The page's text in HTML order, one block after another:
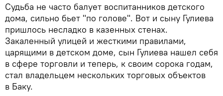
Судьба не часто балует воспитанников детского
дома, сильно бьет "по голове". Вот и сыну Гулиева
пришлось несладко в казенных стенах.
Закаленный улицей и жесткими правилами,
царящими в детском доме, сын Гулиева нашел себя
в сфере торговли и теперь, к своим сорока годам,
стал владельцем нескольких торговых объектов
в Баку.